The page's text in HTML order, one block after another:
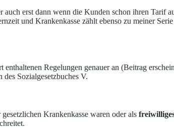
erst dann wenn die Kunden schon ihren Tarif
und Krankenkasse zählt ebenso zu meiner
Regelungen genauer an (Beitrag
Sozialgesetzbuches V.
gesetzlichen Krankenkasse waren oder als